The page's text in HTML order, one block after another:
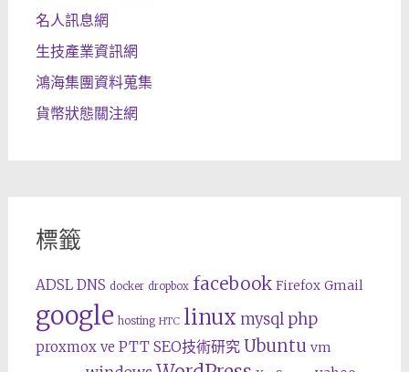
名人訊息網
生技產業資訊網
鴻海集團資料蒐集
貨幣狀態關注網
標籤
ADSL DNS docker dropbox facebook Firefox Gmail
google hosting HTC linux mysql php
proxmox ve PTT SEO技術研究 Ubuntu vm